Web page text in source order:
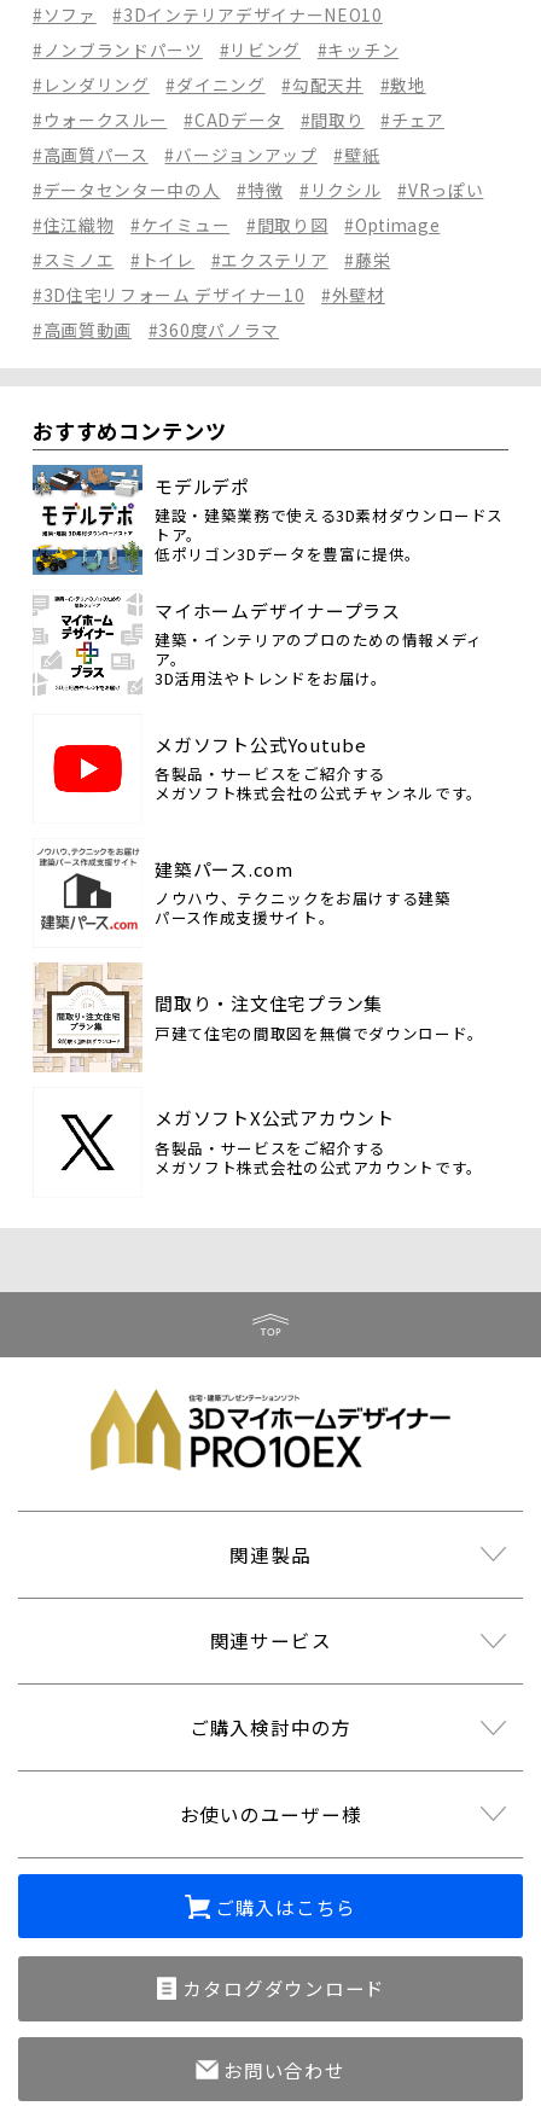
#ソファ
#3DインテリアデザイナーNEO10
#ノンブランドパーツ
#リビング
#キッチン
#レンダリング
#ダイニング #勾配天井
#敷地
#ウォークスルー
#CADデータ #間取り
#チェア
#高画質パース
#バージョンアップ
#壁紙
#データセンター中の人
#特徴 #リクシル
#VRっぽい
#住江織物
#ケイミュー #間取り図
#Optimage
#スミノエ
#トイレ #エクステリア
#藤栄
#3D住宅リフォーム デザイナー10
#外壁材
#高画質動画
#360度パノラマ
おすすめコンテンツ
モデルデポ
建設・建築業務で使える3D素材ダウンロードス
トア。
低ポリゴン3Dデータを豊富に提供。
マイホームデザイナープラス
建築・インテリアのプロのための情報メディ
ア。
3D活用法やトレンドをお届け。
メガソフト公式Youtube
各製品・サービスをご紹介する
メガソフト株式会社の公式チャンネルです。
建築パース.com
ノウハウ、テクニックをお届けする建築
パース作成支援サイト。
間取り・注文住宅プラン集
戸建て住宅の間取図を無償でダウンロード。
メガソフトX公式アカウント
各製品・サービスをご紹介する
メガソフト株式会社の公式アカウントです。
関連製品
関連サービス
ご購入検討中の方
お使いのユーザー様
ご購入はこちら
カタログダウンロード
お問い合わせ